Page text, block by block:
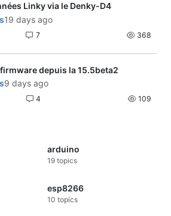
Linky via le Denky-D4
19 days ago
7 368
depuis la 15.5beta2
9 days ago
4 109
arduino
19 topics
esp8266
10 topics